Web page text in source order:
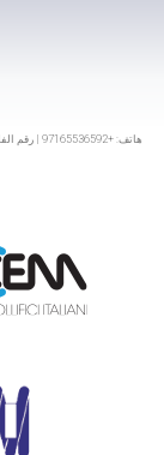
هاتف: +97165536592 | رقم الفاكس: +97165536592 |